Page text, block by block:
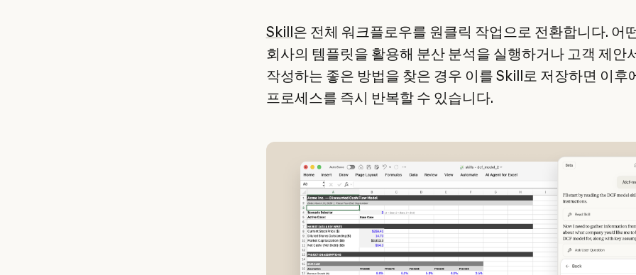
Skill은 전체 워크플로우를 원클릭 작업으로 전환합니다. 어
회사의 템플릿을 활용해 분산 분석을 실행하거나 고객 제안
작성하는 좋은 방법을 찾은 경우 이를 Skill로 저장하면 이후
프로세스를 즉시 반복할 수 있습니다.